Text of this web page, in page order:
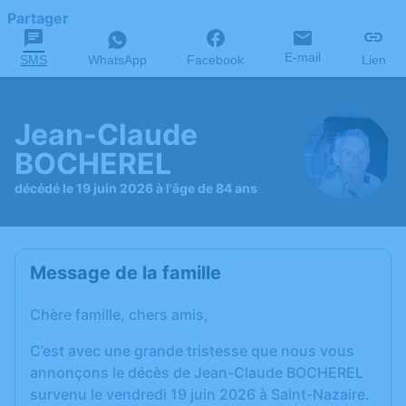
Partager
SMS WhatsApp Facebook E-mail Lien
Jean-Claude
BOCHEREL
décédé le 19 juin 2026 à l'âge de 84 ans
Message de la famille
Chère famille, chers amis,
C’est avec une grande tristesse que nous vous
annonçons le décès de Jean-Claude BOCHEREL
survenu le vendredi 19 juin 2026 à Saint-Nazaire.